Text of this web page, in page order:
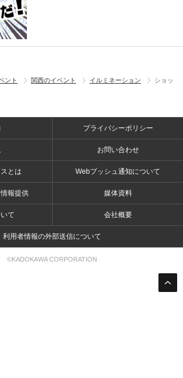
ント 関西のイベント イルミネーション
ショッ
プライバシーポリシー
お問い合わせ
とは Webプッシュ通知について
報提供 媒体資料
て 会社概要
利用者情報の外部送信について
©KADOKAWA CORPORATION